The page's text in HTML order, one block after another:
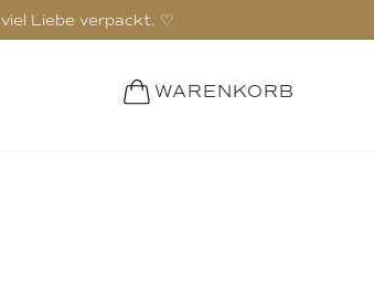
Liebe verpackt. ♡
WARENKORB